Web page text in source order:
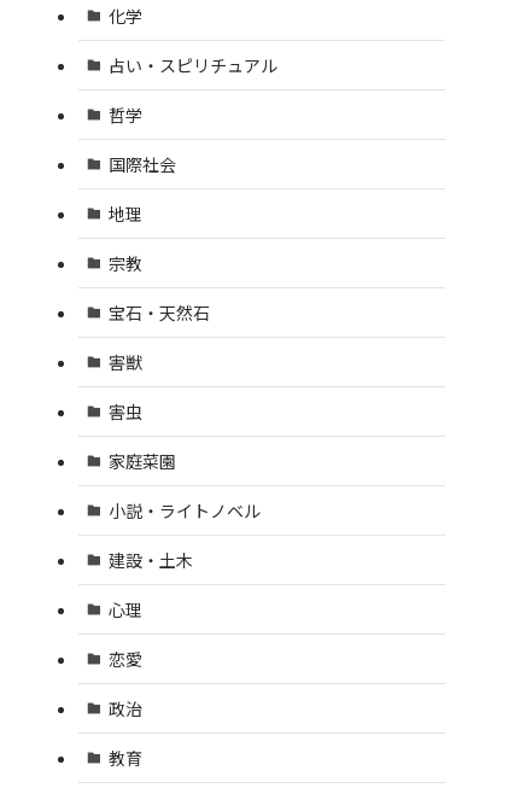
化学
占い・スピリチュアル
哲学
国際社会
地理
宗教
宝石・天然石
害獣
害虫
家庭菜園
小説・ライトノベル
建設・土木
心理
恋愛
政治
教育